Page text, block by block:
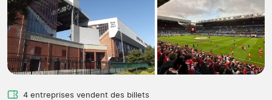
4 entreprises vendent des billets